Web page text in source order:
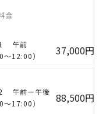
金
午前
〜12:00）
37,000円
午前ー午後
〜17:00）
88,500円